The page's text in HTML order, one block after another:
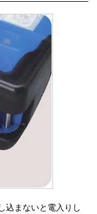
込まないと電入りし